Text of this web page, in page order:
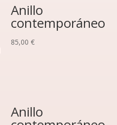
Anillo
contemporáneo
85,00 €
Anillo